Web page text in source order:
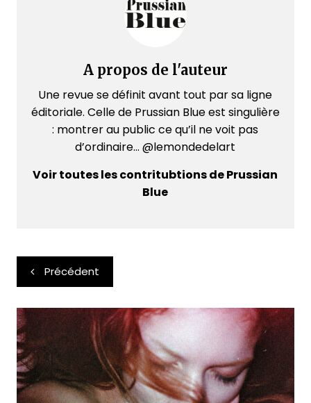
A propos de l'auteur
Une revue se définit avant tout par sa ligne
éditoriale. Celle de Prussian Blue est singulière
: montrer au public ce qu’il ne voit pas
d’ordinaire... @lemondedelart
Voir toutes les contritubtions de Prussian
Blue
Navigation
de
l’article
Précédent